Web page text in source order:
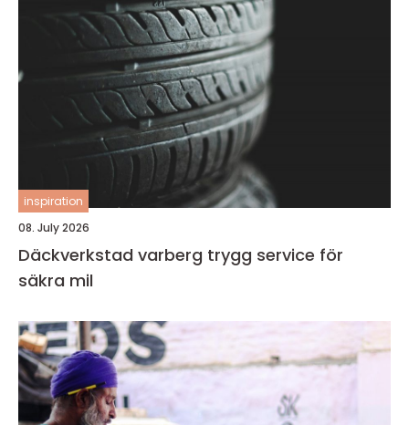
inspiration
08. July 2026
Däckverkstad varberg trygg service för
säkra mil